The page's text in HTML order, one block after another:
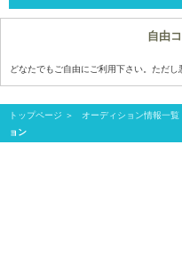
自由
どなたでもご自由にご利用下さい。ただし
トップページ オーディション情報一覧
ョン